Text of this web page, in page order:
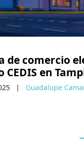
de comercio
CEDIS en
| Guadalupe